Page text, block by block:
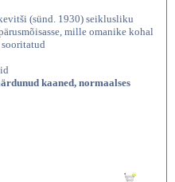
(sünd. 1930) seiklusliku
mille omanike kohal
sooritatud
kaaned, normaalses